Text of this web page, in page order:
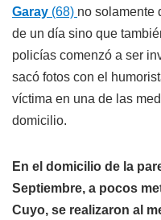
Garay (68) no solamente
de un día sino que
policías comenzó a ser
sacó fotos con el
víctima en una de las
domicilio.
En el domicilio de la
Septiembre, a pocos
Cuyo, se realizaron al